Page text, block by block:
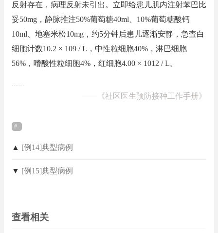
反射存在，病理反射未引出。立即给患儿肌内注射苯巴比
妥50mg，静脉推注50%葡萄糖40ml、10%葡萄糖酸钙
10ml、地塞米松10mg，约5分钟后患儿逐渐安静，急査白
细胞计数10.2 × 109 / L，中性粒细胞40%，淋巴细胞
56%，嗜酸性粒细胞4%，红细胞4.00 × 1012 / L。
……
—— 《社区医生预防接种工作手册》
▲ [例14]典型病例
▼ [例15]典型病例
查看相关